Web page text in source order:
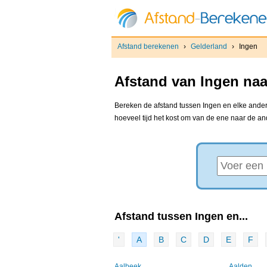
Afstand berekenen › Gelderland › Ingen
Afstand van Ingen
Bereken de afstand tussen Ingen en elke
hoeveel tijd het kost om van de ene naar de
Afstand tussen Ingen en...
' A B C D E F